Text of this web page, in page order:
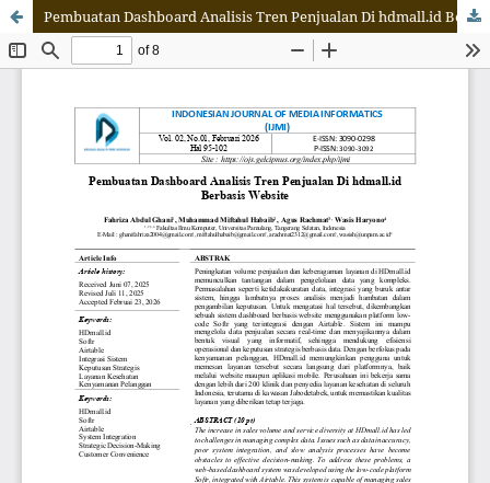
Pembuatan Dashboard Analisis Tren Penjualan Di hdmall.id Berbasis Website